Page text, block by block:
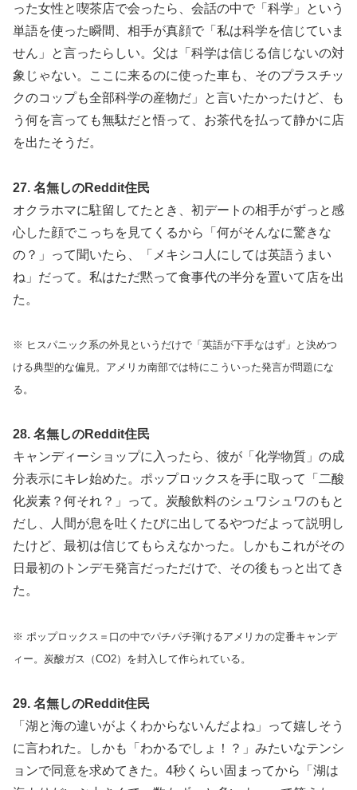
った女性と喫茶店で会ったら、会話の中で「科学」という
単語を使った瞬間、相手が真顔で「私は科学を信じていま
せん」と言ったらしい。父は「科学は信じる信じないの対
象じゃない。ここに来るのに使った車も、そのプラスチッ
クのコップも全部科学の産物だ」と言いたかったけど、も
う何を言っても無駄だと悟って、お茶代を払って静かに店
を出たそうだ。
27. 名無しのReddit住民
オクラホマに駐留してたとき、初デートの相手がずっと感
心した顔でこっちを見てくるから「何がそんなに驚きな
の？」って聞いたら、「メキシコ人にしては英語うまい
ね」だって。私はただ黙って食事代の半分を置いて店を出
た。
※ ヒスパニック系の外見というだけで「英語が下手なはず」と決めつ
ける典型的な偏見。アメリカ南部では特にこういった発言が問題にな
る。
28. 名無しのReddit住民
キャンディーショップに入ったら、彼が「化学物質」の成
分表示にキレ始めた。ポップロックスを手に取って「二酸
化炭素？何それ？」って。炭酸飲料のシュワシュワのもと
だし、人間が息を吐くたびに出してるやつだよって説明し
たけど、最初は信じてもらえなかった。しかもこれがその
日最初のトンデモ発言だっただけで、その後もっと出てき
た。
※ ポップロックス＝口の中でパチパチ弾けるアメリカの定番キャンデ
ィー。炭酸ガス（CO2）を封入して作られている。
29. 名無しのReddit住民
「湖と海の違いがよくわからないんだよね」って嬉しそう
に言われた。しかも「わかるでしょ！？」みたいなテンシ
ョンで同意を求めてきた。4秒くらい固まってから「湖は